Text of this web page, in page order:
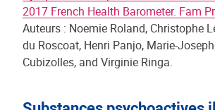
2017 French Health Barometer. Fam
Auteurs : Noemie Roland, Christophe
du Roscoat, Henri Panjo, Marie-
Cubizolles, and Virginie Ringa.